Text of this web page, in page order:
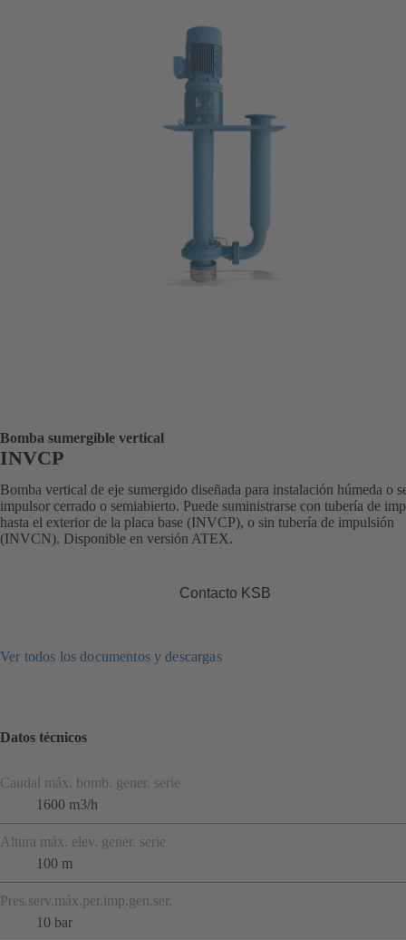
Bomba sumergible vertical
INVCP
Bomba vertical de eje sumergido diseñada para instalación húmeda o
impulsor cerrado o semiabierto. Puede suministrarse con tubería de
hasta el exterior de la placa base (INVCP), o sin tubería de impulsión
(INVCN). Disponible en versión ATEX.
Contacto KSB
Ver todos los documentos y descargas
Datos técnicos
Caudal máx. bomb. gener. serie
1600 m3/h
Altura máx. elev. gener. serie
100 m
Pres.serv.máx.per.imp.gen.ser.
10 bar